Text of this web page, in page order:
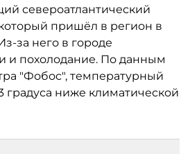
североатлантический
пришёл в регион в
за него в городе
и похолодание. По данным
"Фобос", температурный
градуса ниже климатической